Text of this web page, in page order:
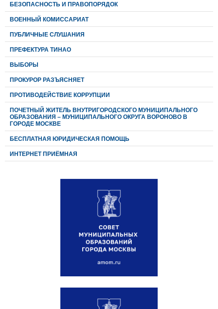
БЕЗОПАСНОСТЬ И ПРАВОПОРЯДОК
ВОЕННЫЙ КОМИССАРИАТ
ПУБЛИЧНЫЕ СЛУШАНИЯ
ПРЕФЕКТУРА ТИНАО
ВЫБОРЫ
ПРОКУРОР РАЗЪЯСНЯЕТ
ПРОТИВОДЕЙСТВИЕ КОРРУПЦИИ
ПОЧЕТНЫЙ ЖИТЕЛЬ ВНУТРИГОРОДСКОГО МУНИЦИПАЛЬНОГО
ОБРАЗОВАНИЯ – МУНИЦИПАЛЬНОГО ОКРУГА ВОРОНОВО В
ГОРОДЕ МОСКВЕ
БЕСПЛАТНАЯ ЮРИДИЧЕСКАЯ ПОМОЩЬ
ИНТЕРНЕТ ПРИЁМНАЯ